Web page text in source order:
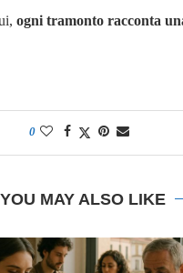
ogni tramonto racconta
0
YOU MAY ALSO LIKE